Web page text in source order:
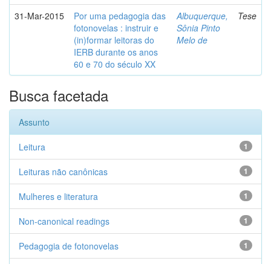
31-Mar-2015
Por uma pedagogia das
fotonovelas : instruir e
(in)formar leitoras do
IERB durante os anos
60 e 70 do século XX
Albuquerque,
Sônia Pinto
Melo de
Tese
Busca facetada
Assunto
1
Leitura
1
Leituras não canônicas
1
Mulheres e literatura
1
Non-canonical readings
1
Pedagogia de fotonovelas